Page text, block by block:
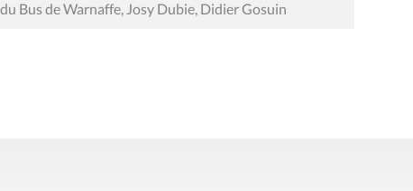
Bus de Warnaffe, Josy Dubie, Didier Gosuin